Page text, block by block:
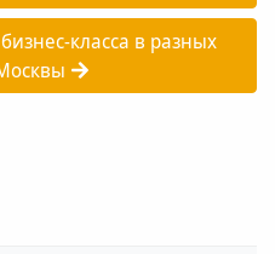
класса в разных